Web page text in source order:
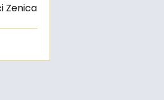
Zenica